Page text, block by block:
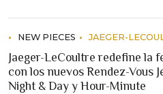
NEW PIECES JAEGER-
Jaeger-LeCoultre redefine la
con los nuevos Rendez-Vous
Night & Day y Hour-Minute